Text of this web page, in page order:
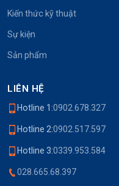
Kiến thức kỹ thuật
Sự kiện
Sản phẩm
LIÊN HỆ
Hotline 1:0902.678.327
Hotline 2:0902.517.597
Hotline 3:0339.953.584
028.665.68.397